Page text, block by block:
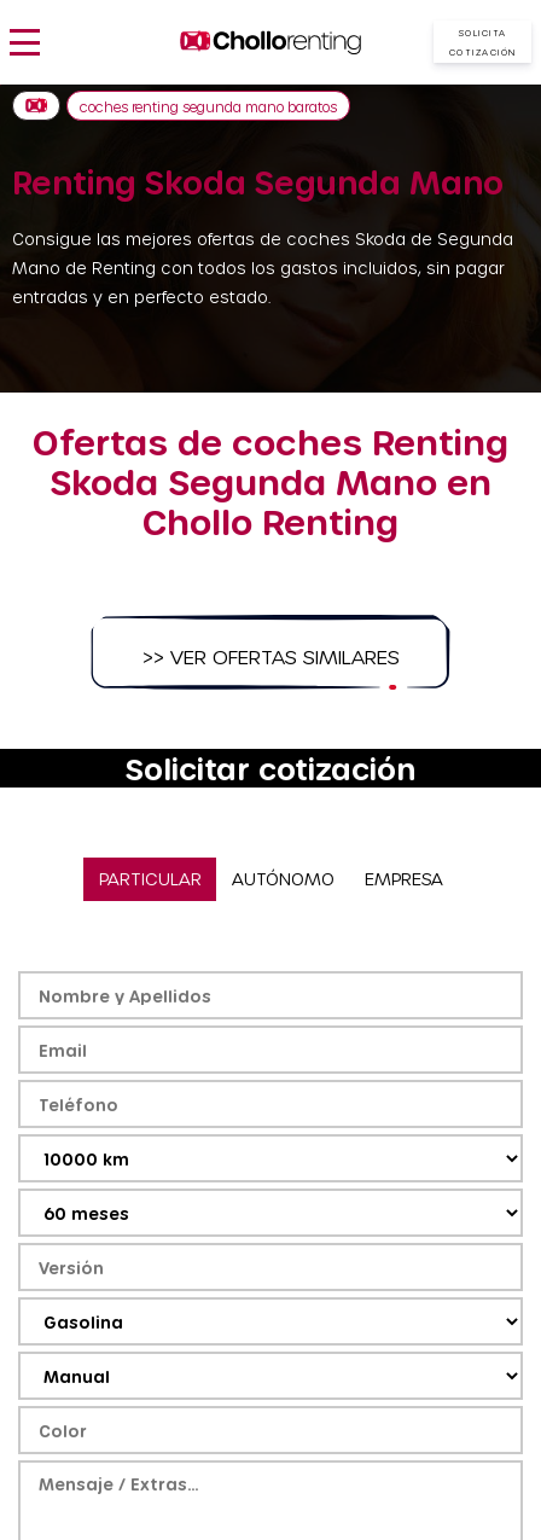
SOLICITA
COTIZACIÓN
Renting Skoda Segunda Mano
Consigue las mejores ofertas de coches Skoda de Segunda
Mano de Renting con todos los gastos incluidos, sin pagar
entradas y en perfecto estado.
coches renting segunda mano baratos
Ofertas de coches Renting
Skoda Segunda Mano en
Chollo Renting
>> VER OFERTAS SIMILARES
Solicitar cotización
PARTICULAR AUTÓNOMO EMPRESA